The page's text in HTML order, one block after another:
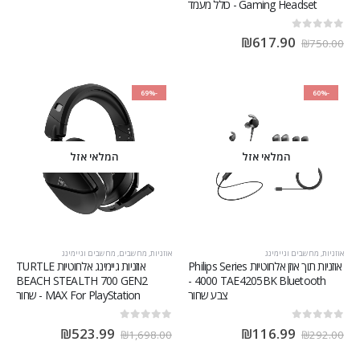
Gaming Headset - כולל מעמד
₪750.00
₪617.90
-60%
המלאי אזל
אוזניות, מחשבים וגיימינג
אוזניות תוך אוזן אלחוטיות Philips Series
4000 TAE4205BK Bluetooth -
צבע שחור
₪292.00
₪116.99
-69%
המלאי אזל
אוזניות, מחשבים, מחשבים וגיימינג
אוזניות גיימינג אלחוטיות TURTLE
BEACH STEALTH 700 GEN2
MAX For PlayStation - שחור
₪1,698.00
₪523.99